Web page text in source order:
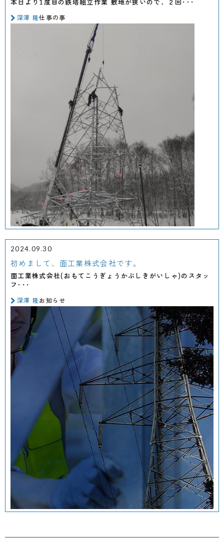
深澤 隆仕事の事
2024.09.30
初めまして、面工業株式会社です。
面工業株式会社(おもてこうぎょうかぶしきがいしゃ)のスタッ
フ･･･
深澤 隆お知らせ